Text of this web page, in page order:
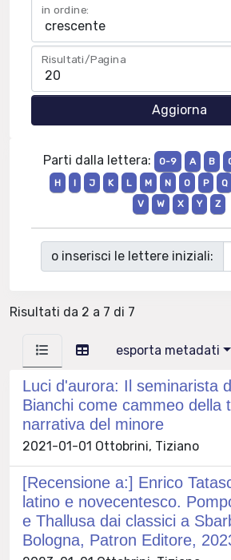
in ordine:
Risultati/Pagina
Parti dalla lettera: 0-9 A B
H
I J K L M N O P Q
V
W X Y Z
o inserisci le lettere iniziali:
Risultati da 2 a 7 di 7
esporta metadati
Luci d'aurora: Il seminarista
Bianchi come cammeo della
narrativa del minore
2021-01-01 Ottobrini, Tiziano
[Recensione a:] Enrico
latino e novecentesco.
e Thallusa dai classici a
Bologna, Patron Editore,